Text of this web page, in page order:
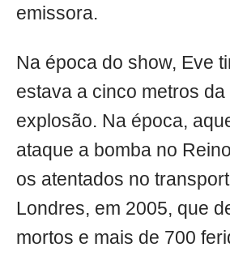
emissora.
Na época do show, Eve
estava a cinco metros da
explosão. Na época,
ataque a bomba no
os atentados no
Londres, em 2005, que
mortos e mais de 700